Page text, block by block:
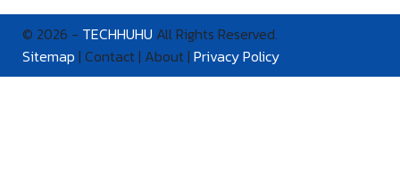
© 2026 - TECHHUHU All Rights Reserved.
Sitemap | Contact | About | Privacy Policy